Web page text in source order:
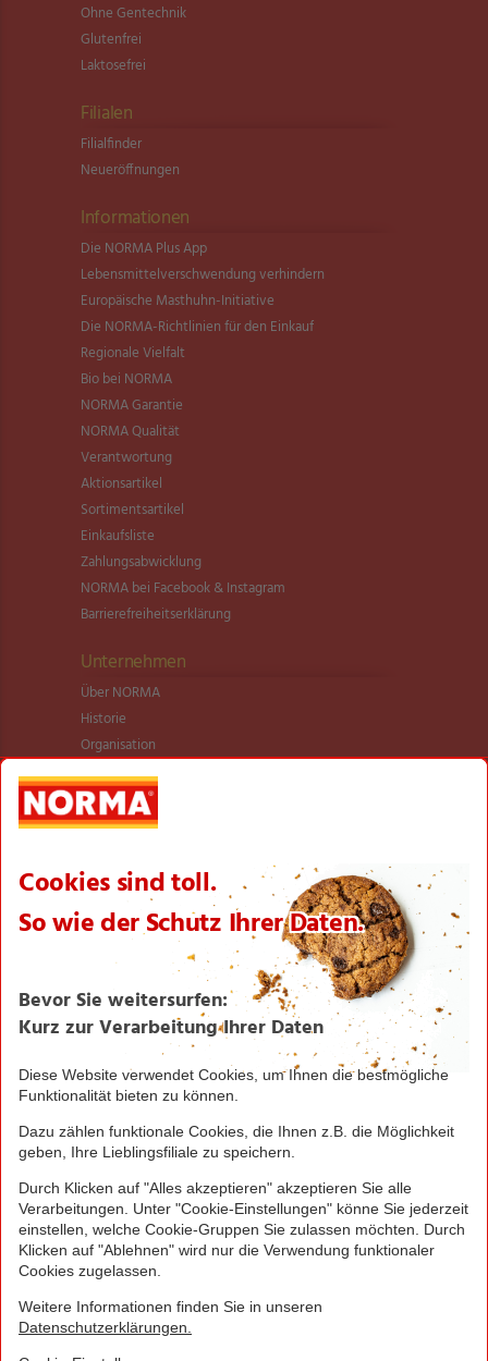
Ohne Gentechnik
Glutenfrei
Laktosefrei
Filialen
Filialfinder
Neueröffnungen
Informationen
Die NORMA Plus App
Lebensmittel­verschwendung verhindern
Europäische Masthuhn-Initiative
Die NORMA-Richtlinien für den Einkauf
Regionale Vielfalt
Bio bei NORMA
NORMA Garantie
NORMA Qualität
Verantwortung
Aktionsartikel
Sortimentsartikel
Einkaufsliste
Zahlungsabwicklung
NORMA bei Facebook & Instagram
Barrierefreiheitserklärung
Unternehmen
Über NORMA
Historie
Organisation
International
Logistik
Filialnetz
Karriere
Verantwortung/CSR
NORMA News
Seite drucken
Nach oben
Greifen Sie schnell zu! Alle angegebenen Preise in
Irrtümer durch Schreib-, Programmier- und
Datenübertragungsfehler sind vorbehalten.
© 2016 - 2026 NORMA Lebensmittelfilialbetrieb
Stiftung & Co. KG
Sitemap Kontakt
Barrierefreiheitserklärung Compliance